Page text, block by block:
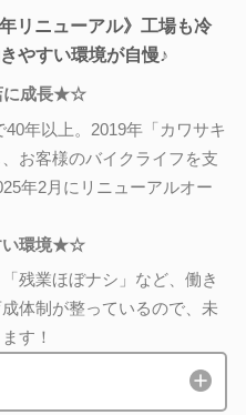
リニューアル》工場も冷
やすい環境が自慢♪
に成長★☆
年以上。2019年「カワサキ
お客様のバイクライフを支
年2月にリニューアルオー
い環境★☆
残業ほぼナシ」など、働き
体制が整っているので、未
す！